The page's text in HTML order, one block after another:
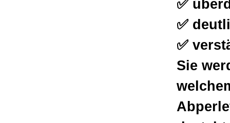
✅
✅
✅
Sie